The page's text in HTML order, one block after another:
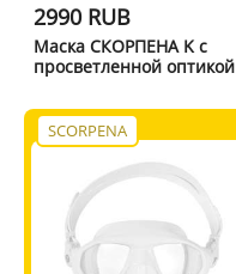
2990 RUB
Маска СКОРПЕНА K с
просветленной оптикой
SCORPENA